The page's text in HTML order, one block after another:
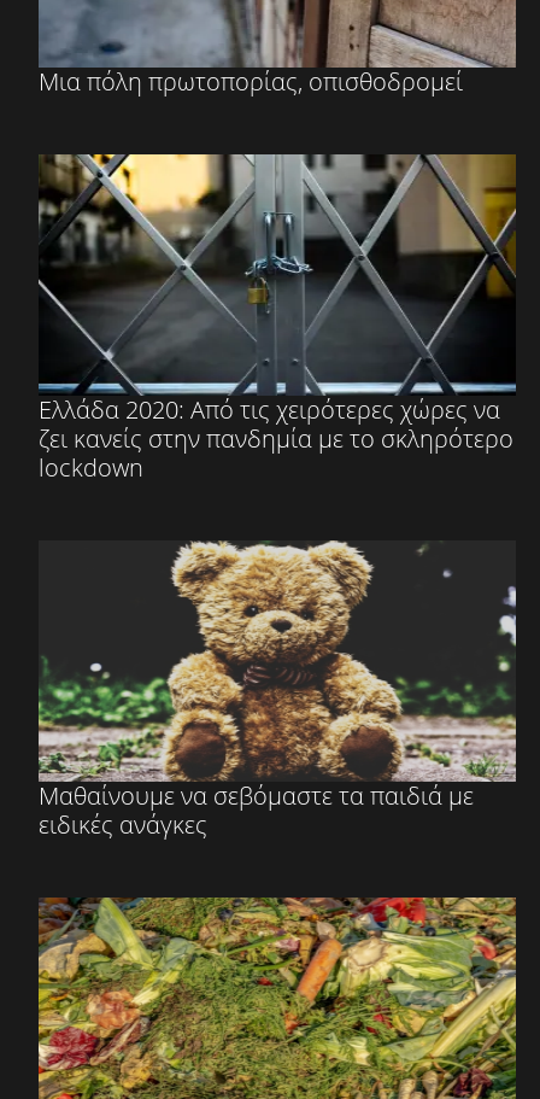
Μια πόλη πρωτοπορίας, οπισθοδρομεί
Ελλάδα 2020: Από τις χειρότερες χώρες να
ζει κανείς στην πανδημία με το σκληρότερο
lockdown
Μαθαίνουμε να σεβόμαστε τα παιδιά με
ειδικές ανάγκες